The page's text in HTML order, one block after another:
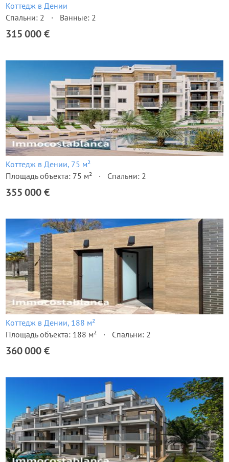
Коттедж в Дении
Спальни: 2
Ванные: 2
315 000 €
Коттедж в Дении, 75 м²
Площадь объекта: 75 м²
Спальни: 2
355 000 €
Коттедж в Дении, 188 м²
Площадь объекта: 188 м²
Спальни: 2
360 000 €